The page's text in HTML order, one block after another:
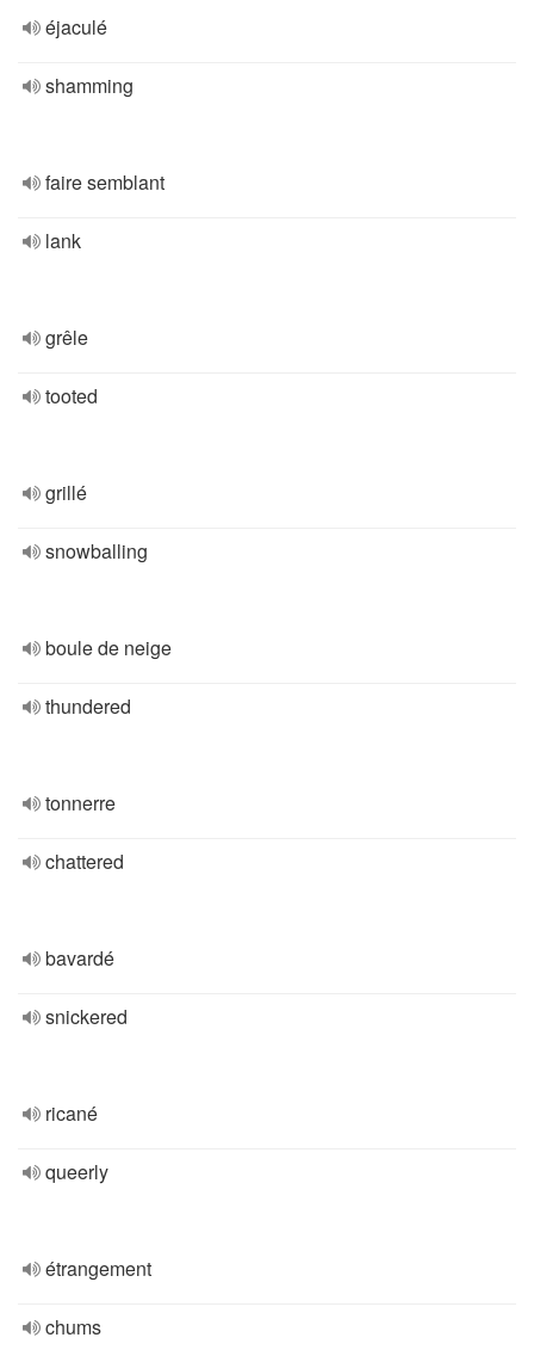
éjaculé
shamming
faire semblant
lank
grêle
tooted
grillé
snowballing
boule de neige
thundered
tonnerre
chattered
bavardé
snickered
ricané
queerly
étrangement
chums